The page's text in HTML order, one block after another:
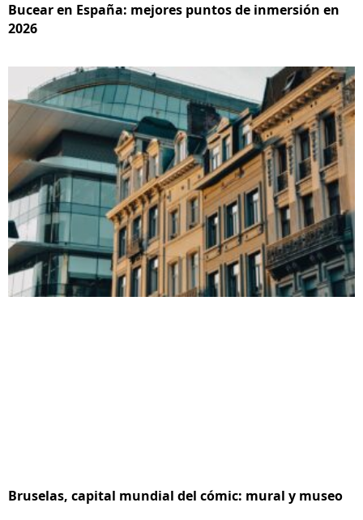
Bucear en España: mejores puntos de inmersión en
2026
Bruselas, capital mundial del cómic: mural y museo